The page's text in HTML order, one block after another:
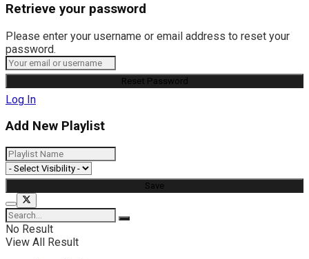
Retrieve your password
Please enter your username or email address to reset your
password.
Log In
Add New Playlist
No Result
View All Result